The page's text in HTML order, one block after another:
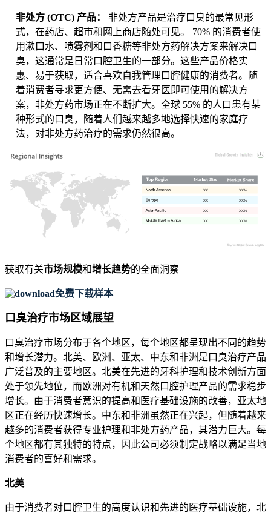
非处方 (OTC) 产品： 非处方产品是治疗口臭的最常见形
式，在药店、超市和网上商店随处可见。 70% 的消费者使
用漱口水、喷雾剂和口香糖等非处方药解决方案来解决口
臭，这通常是日常口腔卫生的一部分。这些产品价格实
惠、易于获取，适合喜欢自我管理口腔健康的消费者。随
着消费者寻求更方便、无需去看牙医即可使用的解决方
案，非处方药市场正在不断扩大。全球 55% 的人口患有某
种形式的口臭，随着人们越来越多地选择快速的家庭疗
法，对非处方药治疗的需求仍然很高。
XX%
XX
XX%
XX
XX%
XX
XX%
XX
获取有关市场规模和增长趋势的全面洞察
免费下载样本
口臭治疗市场区域展望
口臭治疗市场分布于各个地区，每个地区都呈现出不同的趋势
和增长潜力。北美、欧洲、亚太、中东和非洲是口臭治疗产品
广泛普及的主要地区。北美在先进的牙科护理和技术创新方面
处于领先地位，而欧洲对有机和天然口腔护理产品的需求稳步
增长。由于消费者意识的提高和医疗基础设施的改善，亚太地
区正在经历快速增长。中东和非洲虽然正在兴起，但随着越来
越多的消费者获得专业护理和非处方药产品，其潜力巨大。每
个地区都有其独特的特点，因此公司必须制定战略以满足当地
消费者的喜好和需求。
北美
由于消费者对口腔卫生的高度认识和先进的医疗基础设施，北